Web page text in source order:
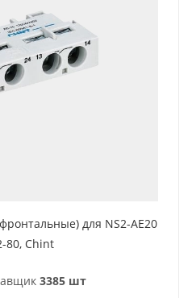
для NS2-AE20
80, Chint
3385 шт